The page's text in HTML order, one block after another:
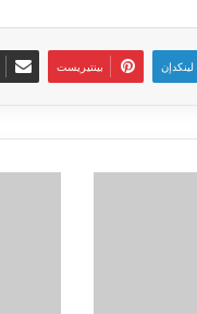
لينكدإن بينتيريست